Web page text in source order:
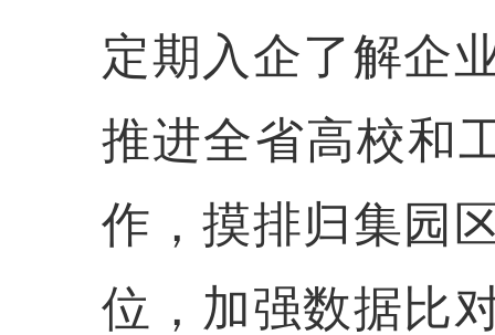
定期入企了解企
推进全省高校和
作，摸排归集园
位，加强数据比